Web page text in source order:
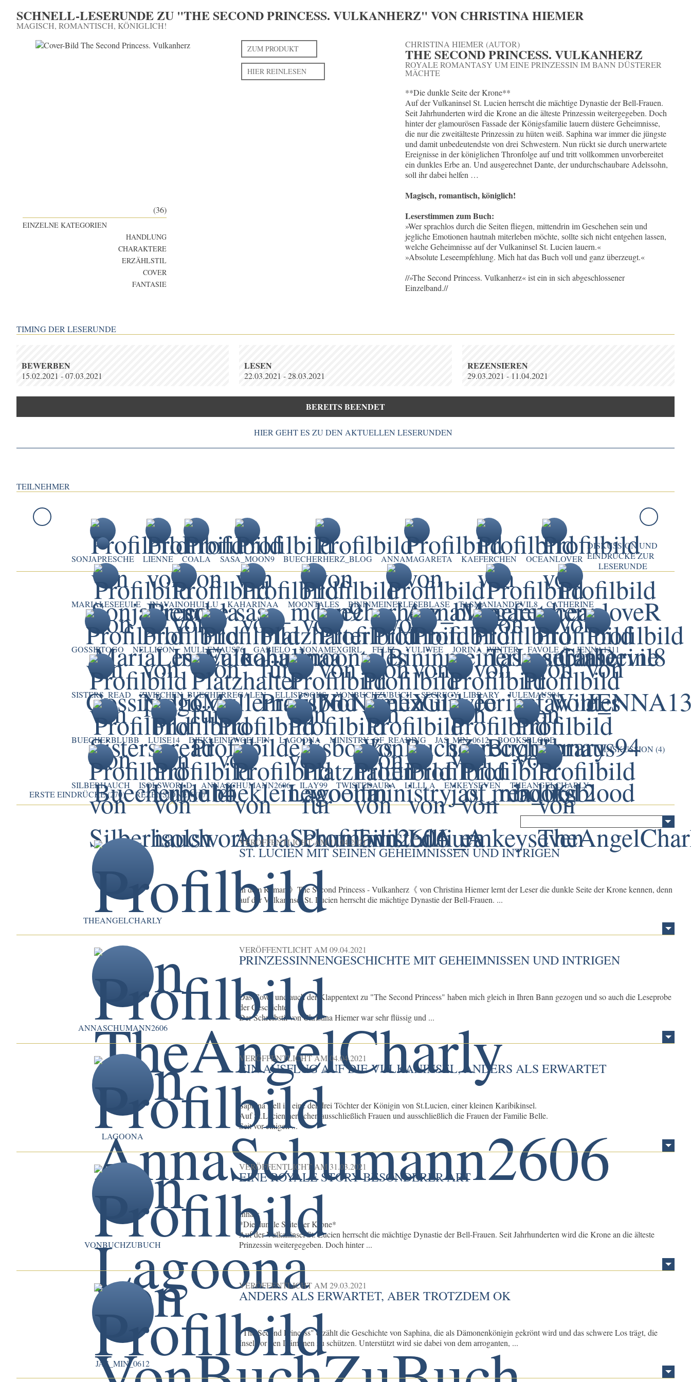
SCHNELL-LESERUNDE ZU "THE SECOND PRINCESS. VULKANHERZ" VON CHRISTINA HIEMER
MAGISCH, ROMANTISCH, KÖNIGLICH!
(36)
EINZELNE KATEGORIEN
HANDLUNG
CHARAKTERE
ERZÄHLSTIL
COVER
FANTASIE
ZUM PRODUKT
HIER REINLESEN
CHRISTINA HIEMER (AUTOR)
THE SECOND PRINCESS. VULKANHERZ
ROYALE ROMANTASY UM EINE PRINZESSIN IM BANN DÜSTERER
MÄCHTE
**Die dunkle Seite der Krone**
Auf der Vulkaninsel St. Lucien herrscht die mächtige Dynastie der Bell-Frauen.
Seit Jahrhunderten wird die Krone an die älteste Prinzessin weitergegeben. Doch
hinter der glamourösen Fassade der Königsfamilie lauern düstere Geheimnisse,
die nur die zweitälteste Prinzessin zu hüten weiß. Saphina war immer die jüngste
und damit unbedeutendste von drei Schwestern. Nun rückt sie durch unerwartete
Ereignisse in der königlichen Thronfolge auf und tritt vollkommen unvorbereitet
ein dunkles Erbe an. Und ausgerechnet Dante, der undurchschaubare Adelssohn,
soll ihr dabei helfen …
Magisch, romantisch, königlich!
Leserstimmen zum Buch:
»Wer sprachlos durch die Seiten fliegen, mittendrin im Geschehen sein und
jegliche Emotionen hautnah miterleben möchte, sollte sich nicht entgehen lassen,
welche Geheimnisse auf der Vulkaninsel St. Lucien lauern.«
»Absolute Leseempfehlung. Mich hat das Buch voll und ganz überzeugt.«
//»The Second Princess. Vulkanherz« ist ein in sich abgeschlossener
Einzelband.//
TIMING DER LESERUNDE
BEWERBEN
15.02.2021 - 07.03.2021
LESEN
22.03.2021 - 28.03.2021
REZENSIEREN
29.03.2021 - 11.04.2021
BEREITS BEENDET
HIER GEHT ES ZU DEN AKTUELLEN LESERUNDEN
TEILNEHMER
SONJAPRESCHE LIENNE COALA SASA_MOON9 BUECHERHERZ_BLOG ANNAMAGARETA KAEFERCHEN OCEANLOVER
MARIALESEEULE INAVAINOHULLU KAHARINAA MOONTALES BININMEINERLESEBLASE TASMANIANDEVIL8 CATHERINE
GOSSIPTOGO NELLICON MULLEMAUS76 GABIELO NONAMEXGIRL FELIZ YULIWEE JORINA_WINTER FAVOLE_S JENNA1311
SISTERS_READ ZWISCHEN_BUECHERREGALEN ELLISBOOKS VONBUCHZUBUCH SECRECY_LIBRARY JULEMAUS94
BUECHERBLUBB LUISE14 DIEKLEINEWOELFIN LAGOONA MINISTRY_OF_READING JAS_MIN_0612 BOOKSBLOOD
SILBERHAUCH ISOLSWORLD ANNASCHUMANN2606 ILAY99 TWISTEDAURA LILLI_A EMKEYSEVEN THEANGELCHARLY
DISKUSSION UND
EINDRÜCKE ZUR
LESERUNDE
DISKUSSION (4)
ERSTE EINDRÜCKE (270) REZENSIONEN (37)
THEANGELCHARLY
VERÖFFENTLICHT AM11.04.2021
ST. LUCIEN MIT SEINEN GEHEIMNISSEN UND INTRIGEN
In dem Roman 》The Second Princess - Vulkanherz《 von Christina Hiemer lernt der Leser die dunkle Seite der Krone kennen, denn
auf der Vulkaninsel St. Lucien herrscht die mächtige Dynastie der Bell-Frauen. ...
ANNASCHUMANN2606
VERÖFFENTLICHT AM09.04.2021
PRINZESSINNENGESCHICHTE MIT GEHEIMNISSEN UND INTRIGEN
Das Cover und auch der Klappentext zu "The Second Princess" haben mich gleich in Ihren Bann gezogen und so auch die Leseprobe
der Geschichte.
Der Schreibstil von Christina Hiemer war sehr flüssig und ...
LAGOONA
VERÖFFENTLICHT AM04.04.2021
EIN AUSFLUG AUF DIE VULKANINSEL, ANDERS ALS ERWARTET
Saphina Bell ist eine der drei Töchter der Königin von St.Lucien, einer kleinen Karibikinsel.
Auf St.Lucien herrschen ausschließlich Frauen und ausschließlich die Frauen der Familie Belle.
Seit vor einigen ...
VONBUCHZUBUCH
VERÖFFENTLICHT AM 31.03.2021
EINE ROYALE STORY BESONDERER ART
Inhalt:
*Die dunkle Seite der Krone*
Auf der Vulkaninsel St. Lucien herrscht die mächtige Dynastie der Bell-Frauen. Seit Jahrhunderten wird die Krone an die älteste
Prinzessin weitergegeben. Doch hinter ...
JAS_MIN_0612
VERÖFFENTLICHT AM29.03.2021
ANDERS ALS ERWARTET, ABER TROTZDEM OK
"The Second Princess" erzählt die Geschichte von Saphina, die als Dämonenkönigin gekrönt wird und das schwere Los trägt, die
Insel vor den Dämonen zu schützen. Unterstützt wird sie dabei von dem arroganten, ...